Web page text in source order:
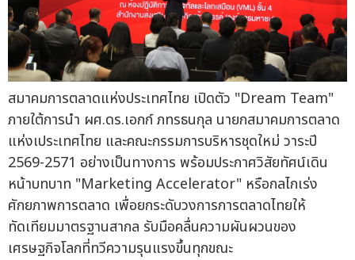
สมาคมการตลาดแห่งประเทศไทย เปิดตัว "Dream Team"
ภายใต้การนำ ผศ.ดร.เอกก์ ภทรธนกุล นายกสมาคมการตลาด
แห่งเประเทศไทย และคณะกรรมการบริหารชุดใหม่ วาระปี
2569-2571 อย่างเป็นทางการ พร้อมประกาศวิสัยทัศน์เดิน
หน้าบทบาท "Marketing Accelerator" หรือกลไกเร่ง
ศักยภาพการตลาด เพื่อยกระดับวงการการตลาดไทยให้
ทัดเทียมมาตรฐานสากล รับมือคลื่นความผันผวนของ
เศรษฐกิจโลกที่ทวีความรุนแรงขึ้นทุกขณะ